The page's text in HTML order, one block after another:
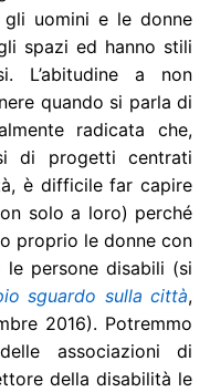
uomini e le donne
spazi ed hanno stili
L’abitudine a non
quando si parla di
radicata che,
di progetti centrati
è difficile far capire
solo a loro) perché
proprio le donne con
le persone disabili (si
sguardo sulla città,
2016). Potremmo
associazioni di
della disabilità le